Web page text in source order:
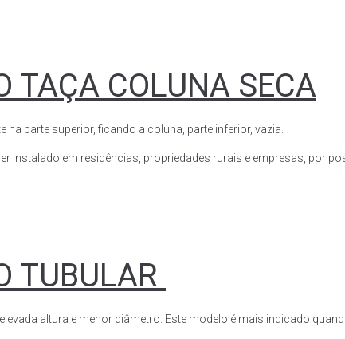
TAÇA COLUNA SECA
parte superior, ficando a coluna, parte inferior, vazia.
em residências, propriedades rurais e empresas, por
TUBULAR
altura e menor diâmetro. Este modelo é mais indicado